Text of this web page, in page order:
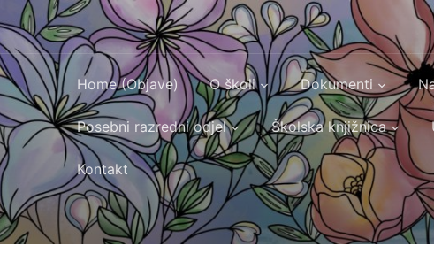
Home (Objave) O školi Dokumenti
Posebni razredni odjel Školska knjižnica
Kontakt